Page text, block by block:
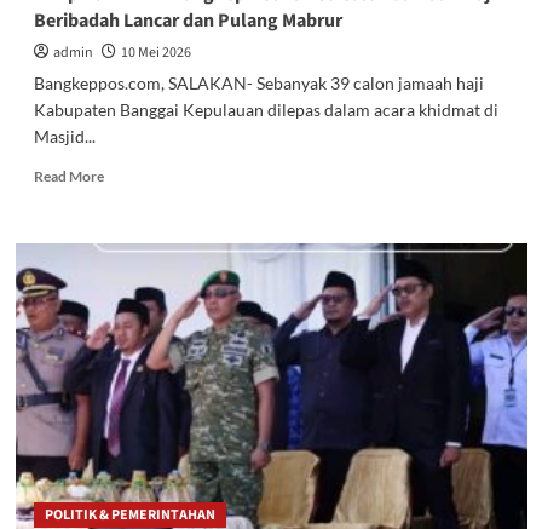
Beribadah Lancar dan Pulang Mabrur
admin
10 Mei 2026
Bangkeppos.com, SALAKAN- Sebanyak 39 calon jamaah haji
Kabupaten Banggai Kepulauan dilepas dalam acara khidmat di
Masjid...
Read MoreRead
Pimpinan
Bangkep
Doakan
39
Calon
Jamaah
Haji
Beribadah
Lancar
dan
Pulang
Mabrur
POLITIK & PEMERINTAHAN